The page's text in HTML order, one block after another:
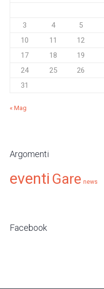
3
4 5
10
11 12
17
18 19
24
25 26
31
« Mag
Argomenti
eventi Gare news
Facebook